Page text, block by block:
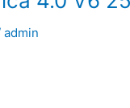
admin